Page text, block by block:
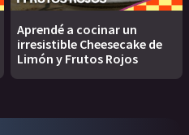
Aprendé a cocinar un
irresistible Cheesecake de
Limón y Frutos Rojos